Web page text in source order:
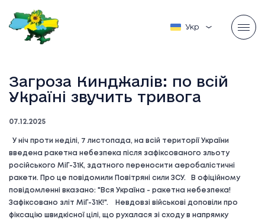
Українська
Загроза Кинджалів: по всій
Україні звучить тривога
07.12.2025
У ніч проти неділі, 7 листопада, на всій території України
введена ракетна небезпека після зафіксованого зльоту
російського МіГ-31К, здатного переносити аеробалістичні
ракети. Про це повідомили Повітряні сили ЗСУ. В офіційному
повідомленні вказано: "Вся Україна - ракетна небезпека!
Зафіксовано зліт МіГ-31К!". Невдовзі військові доповіли про
фіксацію швидкісної цілі, що рухалася зі сходу в напрямку